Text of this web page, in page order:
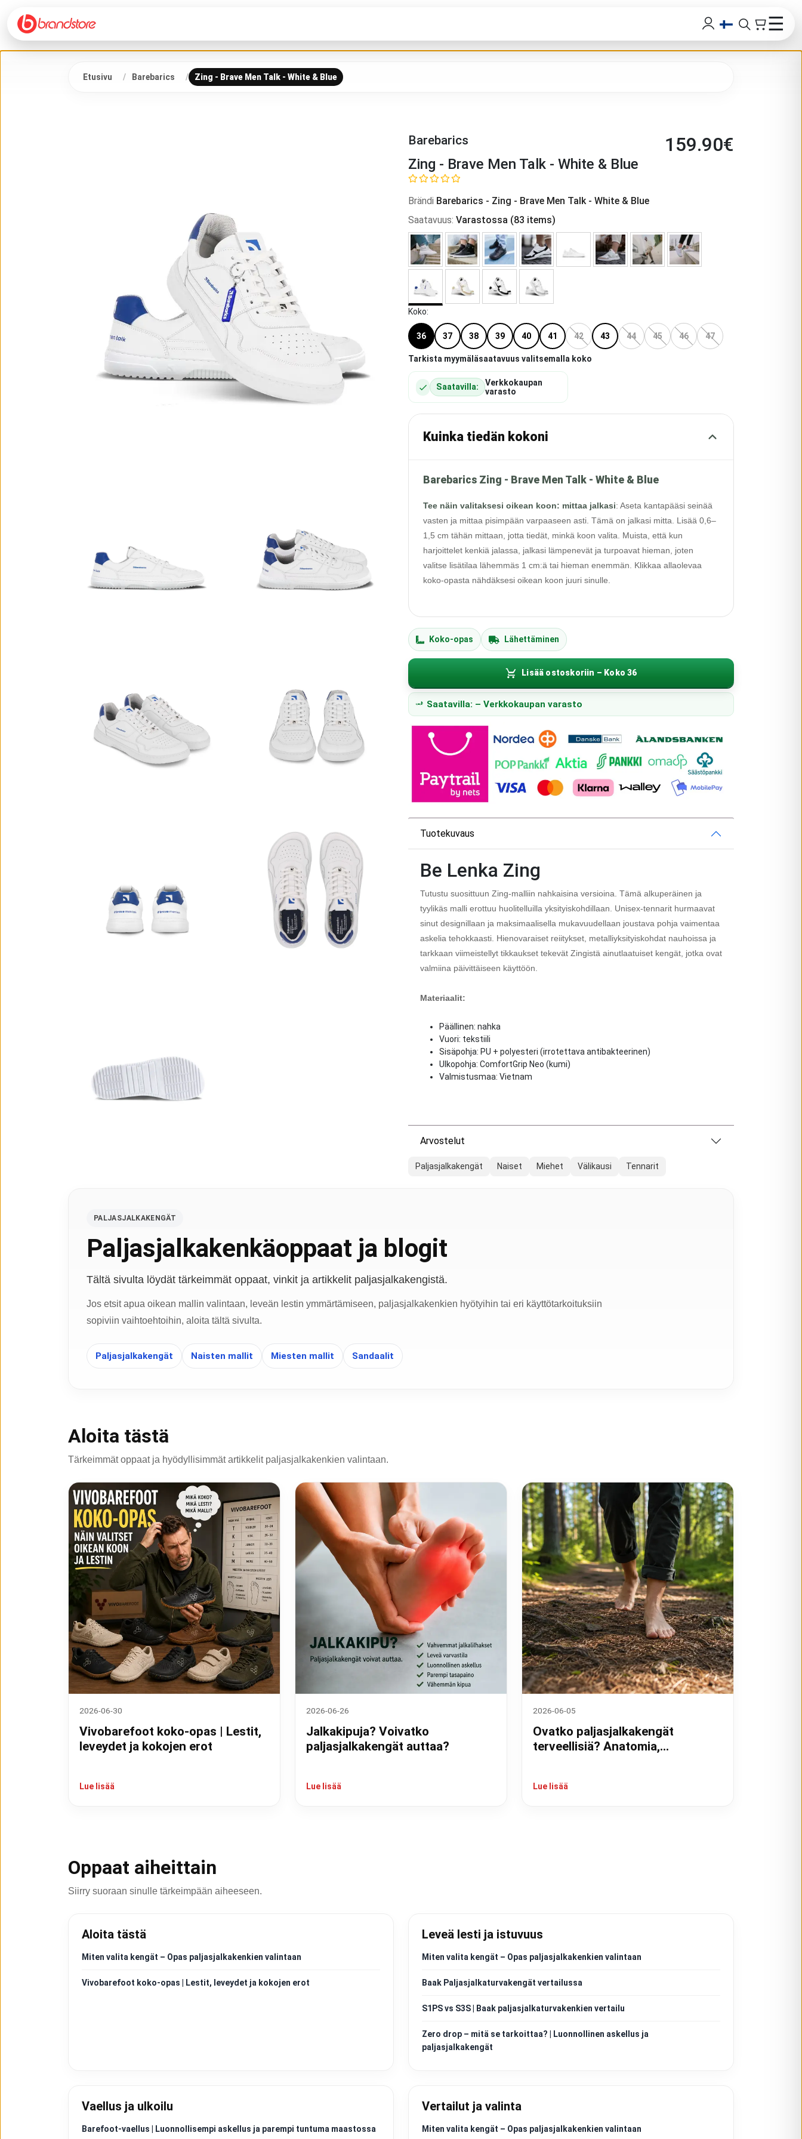
☰
Etusivu Barebarics Zing - Brave Men Talk - White & Blue
Barebarics 159.90€
Zing - Brave Men Talk - White & Blue
Brändi Barebarics - Zing - Brave Men Talk - White & Blue
Saatavuus: Varastossa (83 items)
Koko:
36 37 38 39 40 41 42 43 44 45 46 47
Tarkista myymäläsaatavuus valitsemalla koko
Saatavilla:
Verkkokaupan
varasto
Kuinka tiedän kokoni
Barebarics Zing - Brave Men Talk - White & Blue
Tee näin valitaksesi oikean koon: mittaa jalkasi: Aseta kantapääsi seinää
vasten ja mittaa pisimpään varpaaseen asti. Tämä on jalkasi mitta. Lisää 0,6–
1,5 cm tähän mittaan, jotta tiedät, minkä koon valita. Muista, että kun
harjoittelet kenkiä jalassa, jalkasi lämpenevät ja turpoavat hieman, joten
valitse lisätilaa lähemmäs 1 cm:ä tai hieman enemmän. Klikkaa allaolevaa
koko-opasta nähdäksesi oikean koon juuri sinulle.
Koko-opas Lähettäminen
Lisää ostoskoriin – Koko 36
Saatavilla: – Verkkokaupan varasto
Tuotekuvaus
Be Lenka Zing
Tutustu suosittuun Zing-malliin nahkaisina versioina. Tämä alkuperäinen ja
tyylikäs malli erottuu huolitelluilla yksityiskohdillaan. Unisex-tennarit hurmaavat
sinut designillaan ja maksimaalisella mukavuudellaan joustava pohja vaimentaa
askelia tehokkaasti. Hienovaraiset reiitykset, metalliyksityiskohdat nauhoissa ja
tarkkaan viimeistellyt tikkaukset tekevät Zingistä ainutlaatuiset kengät, jotka ovat
valmiina päivittäiseen käyttöön.
Materiaalit:
Päällinen: nahka
Vuori: tekstiili
Sisäpohja: PU + polyesteri (irrotettava antibakteerinen)
Ulkopohja: ComfortGrip Neo (kumi)
Valmistusmaa: Vietnam
Arvostelut
Paljasjalkakengät Naiset Miehet Välikausi Tennarit
PALJASJALKAKENGÄT
Paljasjalkakenkäoppaat ja blogit
Tältä sivulta löydät tärkeimmät oppaat, vinkit ja artikkelit paljasjalkakengistä.
Jos etsit apua oikean mallin valintaan, leveän lestin ymmärtämiseen, paljasjalkakenkien hyötyihin tai eri käyttötarkoituksiin
sopiviin vaihtoehtoihin, aloita tältä sivulta.
Paljasjalkakengät Naisten mallit Miesten mallit Sandaalit
Aloita tästä
Tärkeimmät oppaat ja hyödyllisimmät artikkelit paljasjalkakenkien valintaan.
2026-06-30
Vivobarefoot koko-opas | Lestit,
leveydet ja kokojen erot
Lue lisää
2026-06-26
Jalkakipuja? Voivatko
paljasjalkakengät auttaa?
Lue lisää
2026-06-05
Ovatko paljasjalkakengät
terveellisiä? Anatomia,
Lue lisää
Oppaat aiheittain
Siirry suoraan sinulle tärkeimpään aiheeseen.
Aloita tästä
Miten valita kengät – Opas paljasjalkakenkien valintaan
Vivobarefoot koko-opas | Lestit, leveydet ja kokojen erot
Leveä lesti ja istuvuus
Miten valita kengät – Opas paljasjalkakenkien valintaan
Baak Paljasjalkaturvakengät vertailussa
S1PS vs S3S | Baak paljasjalkaturvakenkien vertailu
Zero drop – mitä se tarkoittaa? | Luonnollinen askellus ja
paljasjalkakengät
Vaellus ja ulkoilu
Barefoot-vaellus | Luonnollisempi askellus ja parempi tuntuma maastossa
Vertailut ja valinta
Miten valita kengät – Opas paljasjalkakenkien valintaan